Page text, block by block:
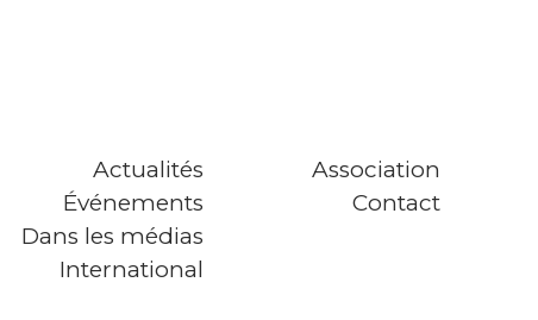
Actualités
Événements
Dans les médias
International
Association
Contact